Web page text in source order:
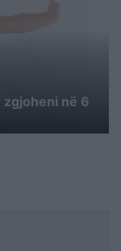
në 6